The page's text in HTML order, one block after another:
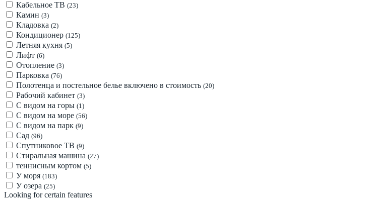
Кабельное ТВ (23)
Камин (3)
Кладовка (2)
Кондиционер (125)
Летняя кухня (5)
Лифт (6)
Отопление (3)
Парковка (76)
Полотенца и постельное белье включено в стоимость (20)
Рабочий кабинет (3)
С видом на горы (1)
С видом на море (56)
С видом на парк (9)
Сад (96)
Спутниковое ТВ (9)
Стиральная машина (27)
теннисным кортом (5)
У моря (183)
У озера (25)
Looking for certain features